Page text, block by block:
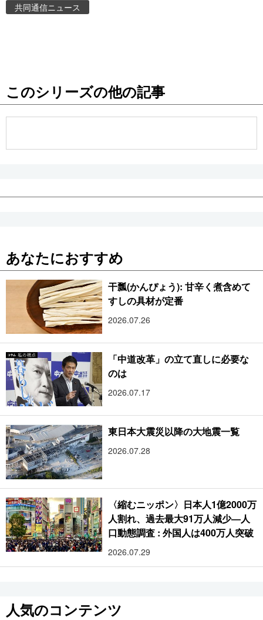
東京
共同通信ニュース
このシリーズの他の記事
あなたにおすすめ
干瓢(かんぴょう): 甘辛く煮含めて
すしの具材が定番
2026.07.26
「中道改革」の立て直しに必要な
のは
2026.07.17
東日本大震災以降の大地震一覧
2026.07.28
〈縮むニッポン〉日本人1億2000万
人割れ、過去最大91万人減少―人
口動態調査 : 外国人は400万人突破
2026.07.29
人気のコンテンツ